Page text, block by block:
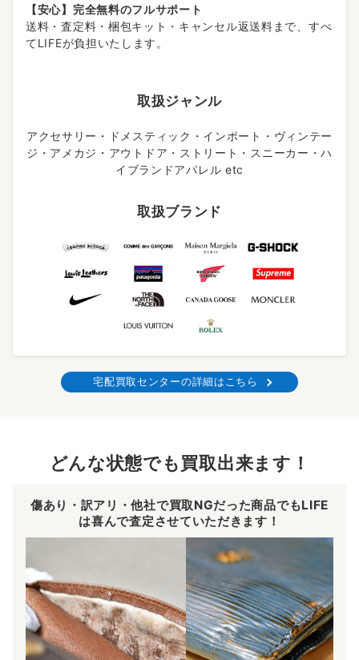
【安心】完全無料のフルサポート
送料・査定料・梱包キット・キャンセル返送料まで、すべ
てLIFEが負担いたします。
取扱ジャンル
アクセサリー・ドメスティック・インポート・ヴィンテー
ジ・アメカジ・アウトドア・ストリート・スニーカー・ハ
イブランドアパレル etc
取扱ブランド
宅配買取センターの詳細はこちら
どんな状態でも買取出来ます！
傷あり・訳アリ・他社で買取NGだった商品でもLIFE
は喜んで査定させていただきます！